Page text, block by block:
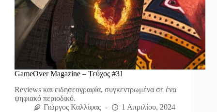
GameOver Magazine – Τεύχος #31
Reviews και ειδησεογραφία, συγκεντρωμένα σε ένα
ψηφιακό περιοδικό.
Γιώργος Καλλίφας
1 Απριλίου, 2024